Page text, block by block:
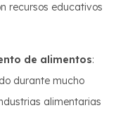
recursos educativos
de alimentos:
durante mucho
alimentarias